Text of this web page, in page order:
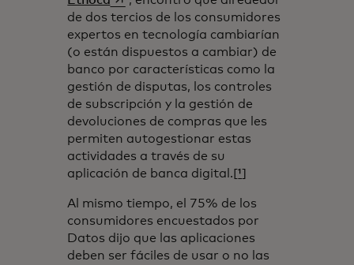
de dos tercios de los consumidores
expertos en tecnología cambiarían
(o están dispuestos a cambiar) de
banco por características como la
gestión de disputas, los controles
de subscripción y la gestión de
devoluciones de compras que les
permiten autogestionar estas
actividades a través de su
aplicación de banca digital.[¹]
Al mismo tiempo, el 75% de los
consumidores encuestados por
Datos dijo que las aplicaciones
deben ser fáciles de usar o no las